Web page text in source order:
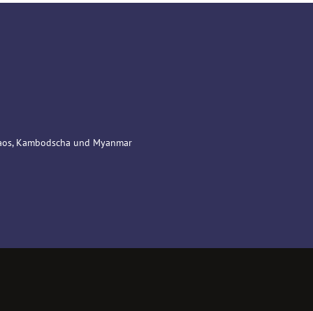
Kambodscha und Myanmar